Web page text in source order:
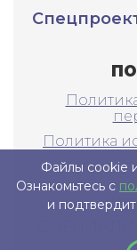
Политика
САЙТ
Файлы cookie
Ознакомьтесь с
и